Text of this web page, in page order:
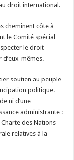
droit international.
cheminent côte à
le Comité spécial
le droit
mêmes.
soutien au peuple
politique.
ni d’une
administrante :
des Nations
relatives à la